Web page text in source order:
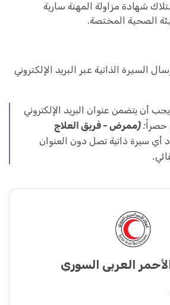
شهادة مزاولة المهنة سارية
الصحية المختصة.
السيرة الذاتية عبر البريد الإلكتروني
يجب أن يتضمن عنوان البريد الإلكتروني
(ممرض - فريق العلاج
أي سيرة ذاتية تصل دون العنوان
العربي السوري